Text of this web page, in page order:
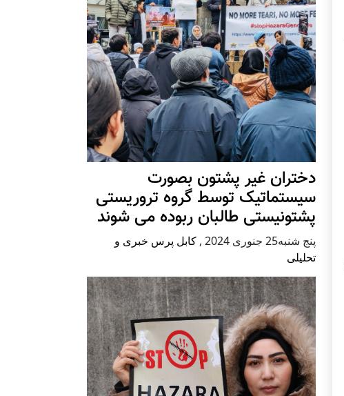
دختران غیر پشتون بصورت
سیستماتیک توسط گروه تروریستی
پشتونیستی طالبان ربوده می شوند
پنج شنبه25 جنوری 2024 , کابل پرس خبری و
تحلیلی